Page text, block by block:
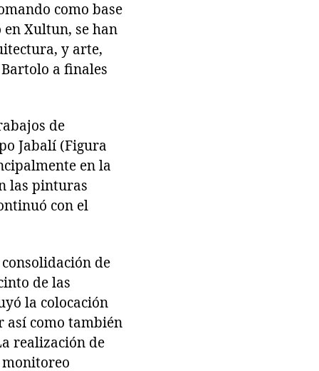
como base
en Xultun, se han
y arte,
a finales
de
Jabalí (Figura
en la
las pinturas
con el
de
de las
la colocación
así como también
realización de
monitoreo